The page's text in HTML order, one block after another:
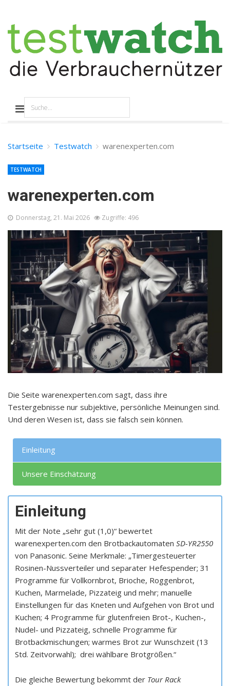
Startseite Testwatch warenexperten.com
warenexperten.com
TESTWATCH
Donnerstag, 21. Mai 2026 Zugriffe: 496
Die Seite warenexperten.com sagt, dass ihre
Testergebnisse nur subjektive, persönliche Meinungen sind.
Und deren Wesen ist, dass sie falsch sein können.
Einleitung
Unsere Einschätzung
Einleitung
Mit der Note „sehr gut (1,0)“ bewertet
warenexperten.com den Brotbackautomaten SD-YR2550
von Panasonic. Seine Merkmale: „Timergesteuerter
Rosinen-Nussverteiler und separater Hefespender; 31
Programme für Vollkornbrot, Brioche, Roggenbrot,
Kuchen, Marmelade, Pizzateig und mehr; manuelle
Einstellungen für das Kneten und Aufgehen von Brot und
Kuchen; 4 Programme für glutenfreien Brot-, Kuchen-,
Nudel- und Pizzateig, schnelle Programme für
Brotbackmischungen; warmes Brot zur Wunschzeit (13
Std. Zeitvorwahl); drei wählbare Brotgrößen.“
Die gleiche Bewertung bekommt der Tour Rack